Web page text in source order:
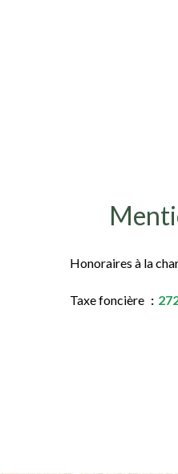
Honoraires à la
Taxe foncière